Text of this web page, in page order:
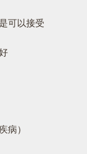
可以接受
病）